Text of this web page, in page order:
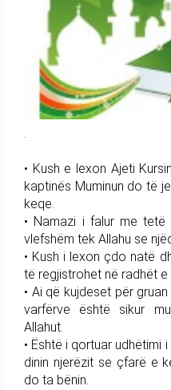
.
• Kush e lexon Ajeti
kaptinës Muminun do të
keqe.
• Namazi i falur me
vlefshëm tek Allahu se
• Kush i lexon çdo natë
të regjistrohet në radhët
• Ai që kujdeset për
varfërve është sikur
Allahut.
• Është i qortuar udhëtimi
dinin njerëzit se çfarë e
do ta bënin.